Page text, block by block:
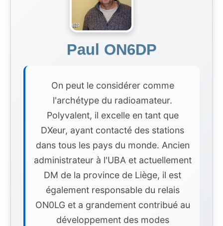
Paul ON6DP
On peut le considérer comme
l'archétype du radioamateur.
Polyvalent, il excelle en tant que
DXeur, ayant contacté des stations
dans tous les pays du monde. Ancien
administrateur à l'UBA et actuellement
DM de la province de Liège, il est
également responsable du relais
ON0LG et a grandement contribué au
développement des modes